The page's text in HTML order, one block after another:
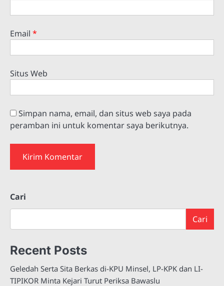
Email *
Situs Web
Simpan nama, email, dan situs web saya pada
peramban ini untuk komentar saya berikutnya.
Cari
Cari
Recent Posts
Geledah Serta Sita Berkas di-KPU Minsel, LP-KPK dan LI-
TIPIKOR Minta Kejari Turut Periksa Bawaslu